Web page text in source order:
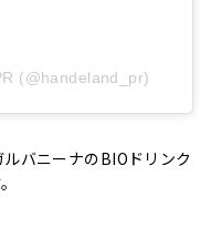
(@handeland_pr)
バニーナのBIOドリンク